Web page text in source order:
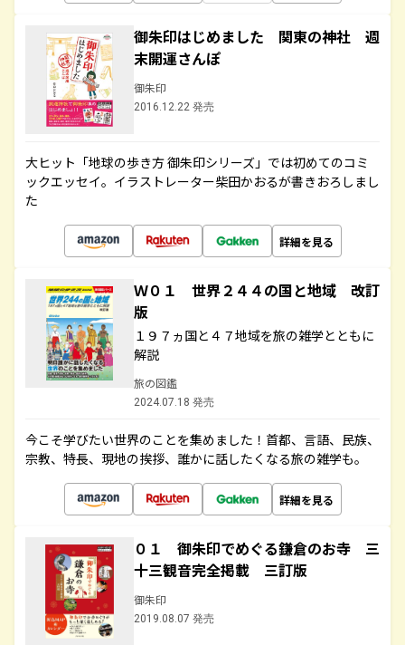
御朱印はじめました 関東の神社 週
末開運さんぽ
御朱印
2016.12.22 発売
大ヒット「地球の歩き方 御朱印シリーズ」では初めてのコミ
ックエッセイ。イラストレーター柴田かおるが書きおろしまし
た
詳細を見る
Ｗ０１ 世界２４４の国と地域 改訂
版
１９７ヵ国と４７地域を旅の雑学とともに
解説
旅の図鑑
2024.07.18 発売
今こそ学びたい世界のことを集めました！首都、言語、民族、
宗教、特長、現地の挨拶、誰かに話したくなる旅の雑学も。
詳細を見る
０１ 御朱印でめぐる鎌倉のお寺 三
十三観音完全掲載 三訂版
御朱印
2019.08.07 発売